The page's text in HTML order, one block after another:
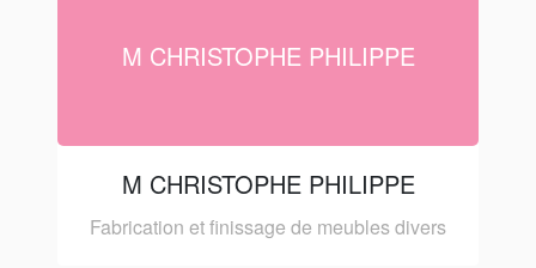
M CHRISTOPHE PHILIPPE
M CHRISTOPHE PHILIPPE
Fabrication et finissage de meubles divers